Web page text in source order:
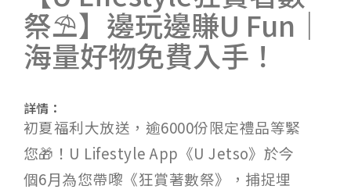
祭⛱️】邊玩邊賺U Fun｜
海量好物免費入手！
詳情：
初夏福利大放送，逾6000份限定禮品等緊
您🎁！U Lifestyle App《U Jetso》於今
個6月為您帶嚟《狂賞著數祭》，捕捉埋